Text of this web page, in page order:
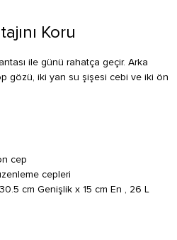
Koru
ile günü rahatça geçir. Arka
gözü, iki yan su şişesi cebi ve iki ön
cep
cepleri
cm Genişlik x 15 cm En , 26 L